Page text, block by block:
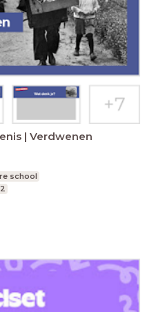
| Verdwenen
school